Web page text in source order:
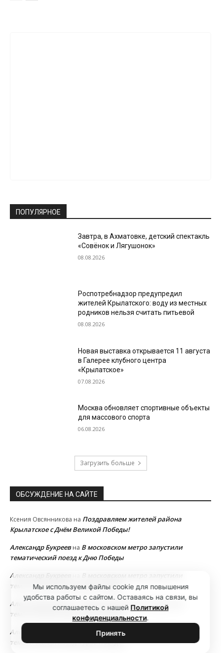
ПОПУЛЯРНОЕ
Завтра, в Ахматовке, детский спектакль
«Совёнок и Лягушонок»
08.08.2026
Роспотребнадзор предупредил
жителей Крылатского: воду из местных
родников нельзя считать питьевой
08.08.2026
Новая выставка открывается 11 августа
в Галерее клубного центра
«Крылатское»
07.08.2026
Москва обновляет спортивные объекты
для массового спорта
06.08.2026
Загрузить больше
ОБСУЖДЕНИЕ НА САЙТЕ
Ксения Овсянникова на Поздравляем жителей района
Крылатское с Днём Великой Победы!
Александр Букреевна В московском метро запустили
тематический поезд к Дню Победы
Александр Букреев
В московском метро запустили
тематический поезд к Дню Победы
Александр Букреев
В московском метро запустили
тематический поезд к Дню Победы
Александр Букреев
В московском метро запустили
тематический поезд к Дню Победы
Мы используем файлы cookie для повышения
удобства работы с сайтом. Оставаясь на связи, вы
соглашаетесь с нашей Политикой
конфиденциальности.
Принять